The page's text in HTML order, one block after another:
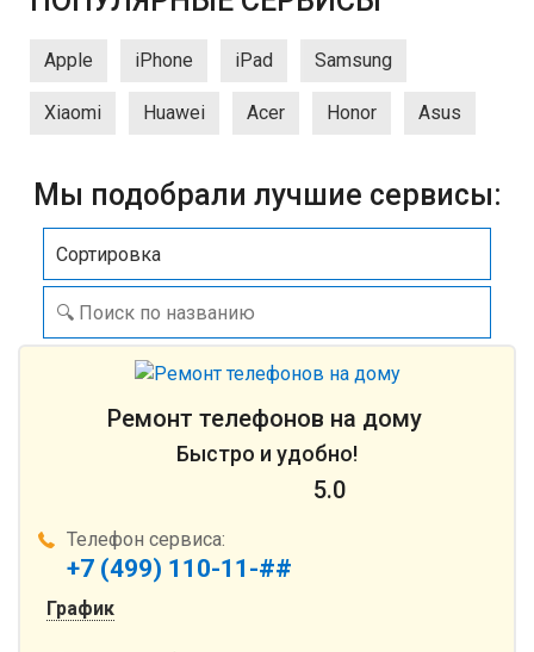
Apple iPhone iPad Samsung
Xiaomi Huawei Acer Honor Asus
Мы подобрали лучшие сервисы:
Сортировка
Ремонт телефонов на дому
Быстро и удобно!
5.0
Телефон сервиса:
+7 (499) 110-11-##
График